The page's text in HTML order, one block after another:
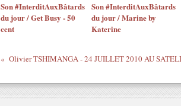
Son #InterditAuxBâtards
du jour / Get Busy - 50
cent
Son #InterditAuxBâtards
du jour / Marine by
Katerine